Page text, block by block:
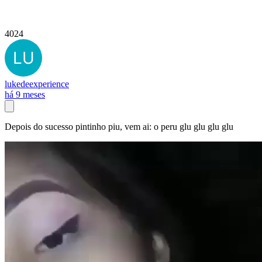
4024
lukedeexperience
há 9 meses
Depois do sucesso pintinho piu, vem ai: o peru glu glu glu glu